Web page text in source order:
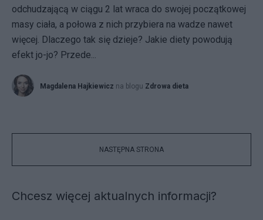
odchudzającą w ciągu 2 lat wraca do swojej początkowej
masy ciała, a połowa z nich przybiera na wadze nawet
więcej. Dlaczego tak się dzieje? Jakie diety powodują
efekt jo-jo? Przede...
Magdalena Hajkiewicz na blogu Zdrowa dieta
NASTĘPNA STRONA
Chcesz więcej aktualnych informacji?